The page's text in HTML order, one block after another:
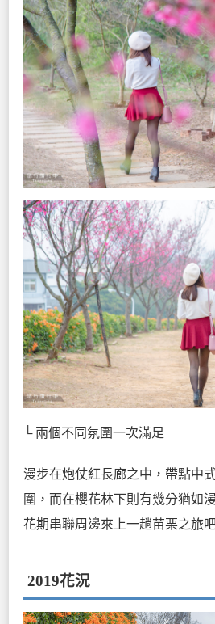
└ 兩個不同氛圍一次滿足
漫步在炮仗紅長廊之中，帶點中
圍，而在櫻花林下則有幾分猶如
花期串聯周邊來上一趟苗栗之旅吧
2019花況